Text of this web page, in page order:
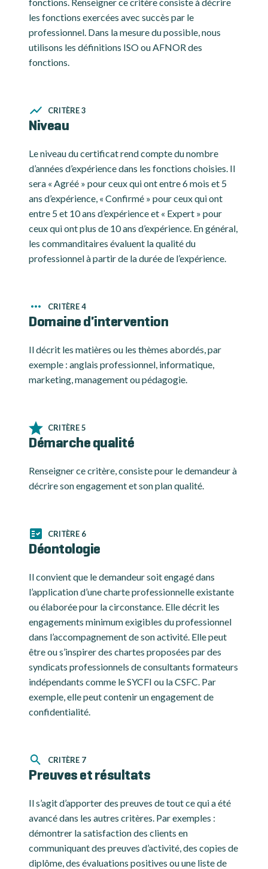
les fonctions exercées avec succès par le
professionnel. Dans la mesure du possible, nous
utilisons les définitions ISO ou AFNOR des
fonctions.
CRITÈRE 3
Niveau
Le niveau du certificat rend compte du nombre
d’années d’expérience dans les fonctions choisies. Il
sera « Agréé » pour ceux qui ont entre 6 mois et 5
ans d’expérience, « Confirmé » pour ceux qui ont
entre 5 et 10 ans d’expérience et « Expert » pour
ceux qui ont plus de 10 ans d’expérience. En général,
les commanditaires évaluent la qualité du
professionnel à partir de la durée de l’expérience.
CRITÈRE 4
Domaine d'intervention
Il décrit les matières ou les thèmes abordés, par
exemple : anglais professionnel, informatique,
marketing, management ou pédagogie.
CRITÈRE 5
Démarche qualité
Renseigner ce critère, consiste pour le demandeur à
décrire son engagement et son plan qualité.
CRITÈRE 6
Déontologie
Il convient que le demandeur soit engagé dans
l’application d’une charte professionnelle existante
ou élaborée pour la circonstance. Elle décrit les
engagements minimum exigibles du professionnel
dans l’accompagnement de son activité. Elle peut
être ou s’inspirer des chartes proposées par des
syndicats professionnels de consultants formateurs
indépendants comme le SYCFI ou la CSFC. Par
exemple, elle peut contenir un engagement de
confidentialité.
CRITÈRE 7
Preuves et résultats
Il s’agit d’apporter des preuves de tout ce qui a été
avancé dans les autres critères. Par exemples :
démontrer la satisfaction des clients en
communiquant des preuves d’activité, des copies de
diplôme, des évaluations positives ou une liste de